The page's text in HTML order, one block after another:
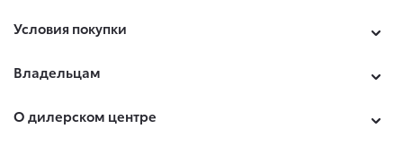
Условия покупки
Владельцам
О дилерском центре